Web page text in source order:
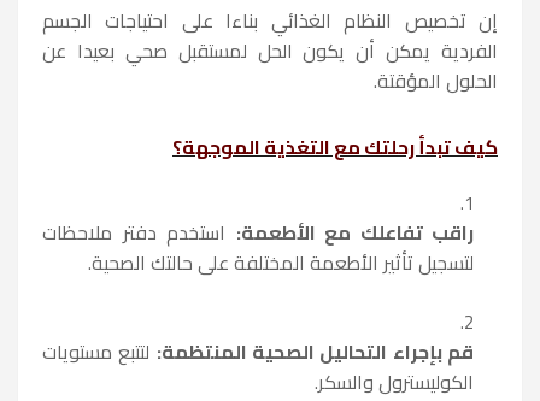
إن تخصيص النظام الغذائي بناءا على احتياجات الجسم
الفردية يمكن أن يكون الحل لمستقبل صحي بعيدا عن
الحلول المؤقتة.
كيف تبدأ رحلتك مع التغذية الموجهة؟
راقب تفاعلك مع الأطعمة: استخدم دفتر ملاحظات
لتسجيل تأثير الأطعمة المختلفة على حالتك الصحية.
قم بإجراء التحاليل الصحية المنتظمة: لتتبع مستويات
الكوليسترول والسكر.